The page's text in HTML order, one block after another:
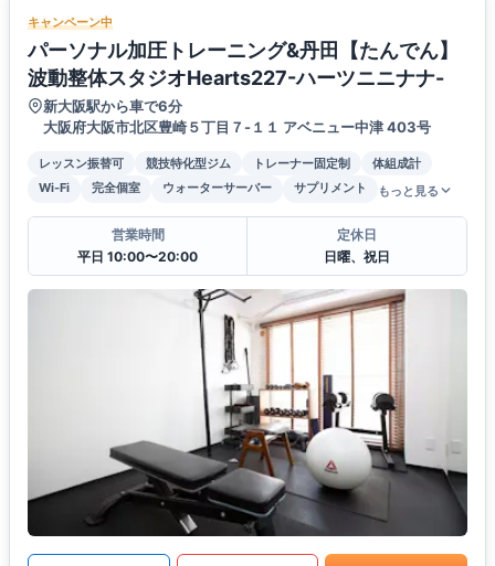
キャンペーン中
パーソナル加圧トレーニング&丹田【たんでん】
波動整体スタジオHearts227-ハーツニニナナ-
新大阪駅から車で6分
大阪府大阪市北区豊崎５丁目７-１１ アベニュー中津 403号
レッスン振替可 競技特化型ジム トレーナー固定制
体組成計
Wi-Fi
完全個室 ウォーターサーバー サプリメント もっと見る
営業時間
平日 10:00〜20:00
定休日
日曜、祝日